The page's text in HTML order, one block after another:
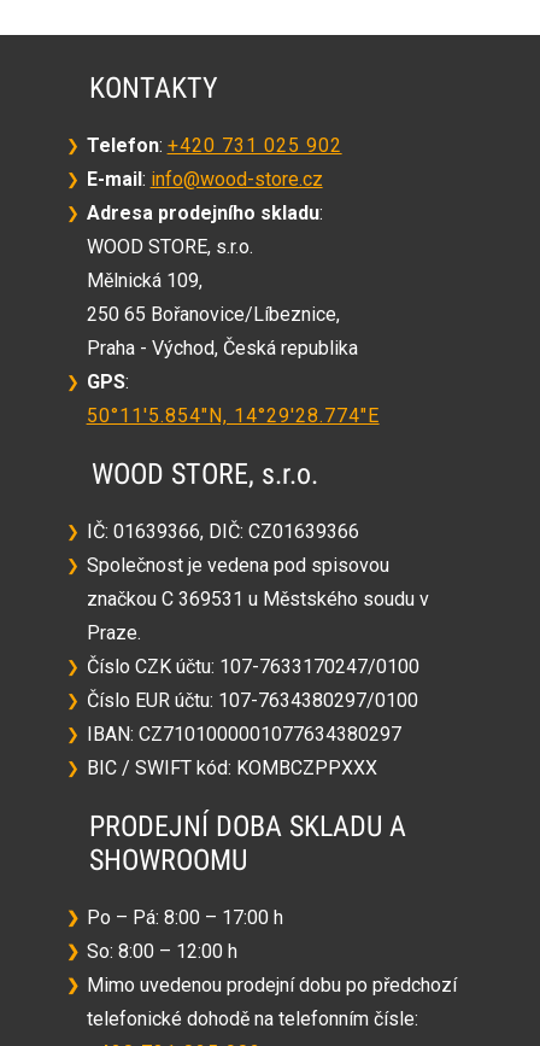
KONTAKTY
❯ Telefon: +420 731 025 902
❯ E-mail: info@wood-store.cz
❯ Adresa prodejního skladu:
WOOD STORE, s.r.o.
Mělnická 109,
250 65 Bořanovice/Líbeznice,
Praha - Východ, Česká republika
❯ GPS:
50°11'5.854"N, 14°29'28.774"E
WOOD STORE, s.r.o.
❯ IČ: 01639366, DIČ: CZ01639366
❯ Společnost je vedena pod spisovou
značkou C 369531 u Městského soudu v
Praze.
❯ Číslo CZK účtu: 107-7633170247/0100
❯ Číslo EUR účtu: 107-7634380297/0100
❯ IBAN: CZ7101000001077634380297
❯ BIC / SWIFT kód: KOMBCZPPXXX
PRODEJNÍ DOBA SKLADU A
SHOWROOMU
❯ Po ​– Pá: 8:00 – 17:00 h
❯ So: 8:00 – 12:00 h
❯ Mimo uvedenou prodejní dobu po předchozí
telefonické dohodě na telefonním čísle: